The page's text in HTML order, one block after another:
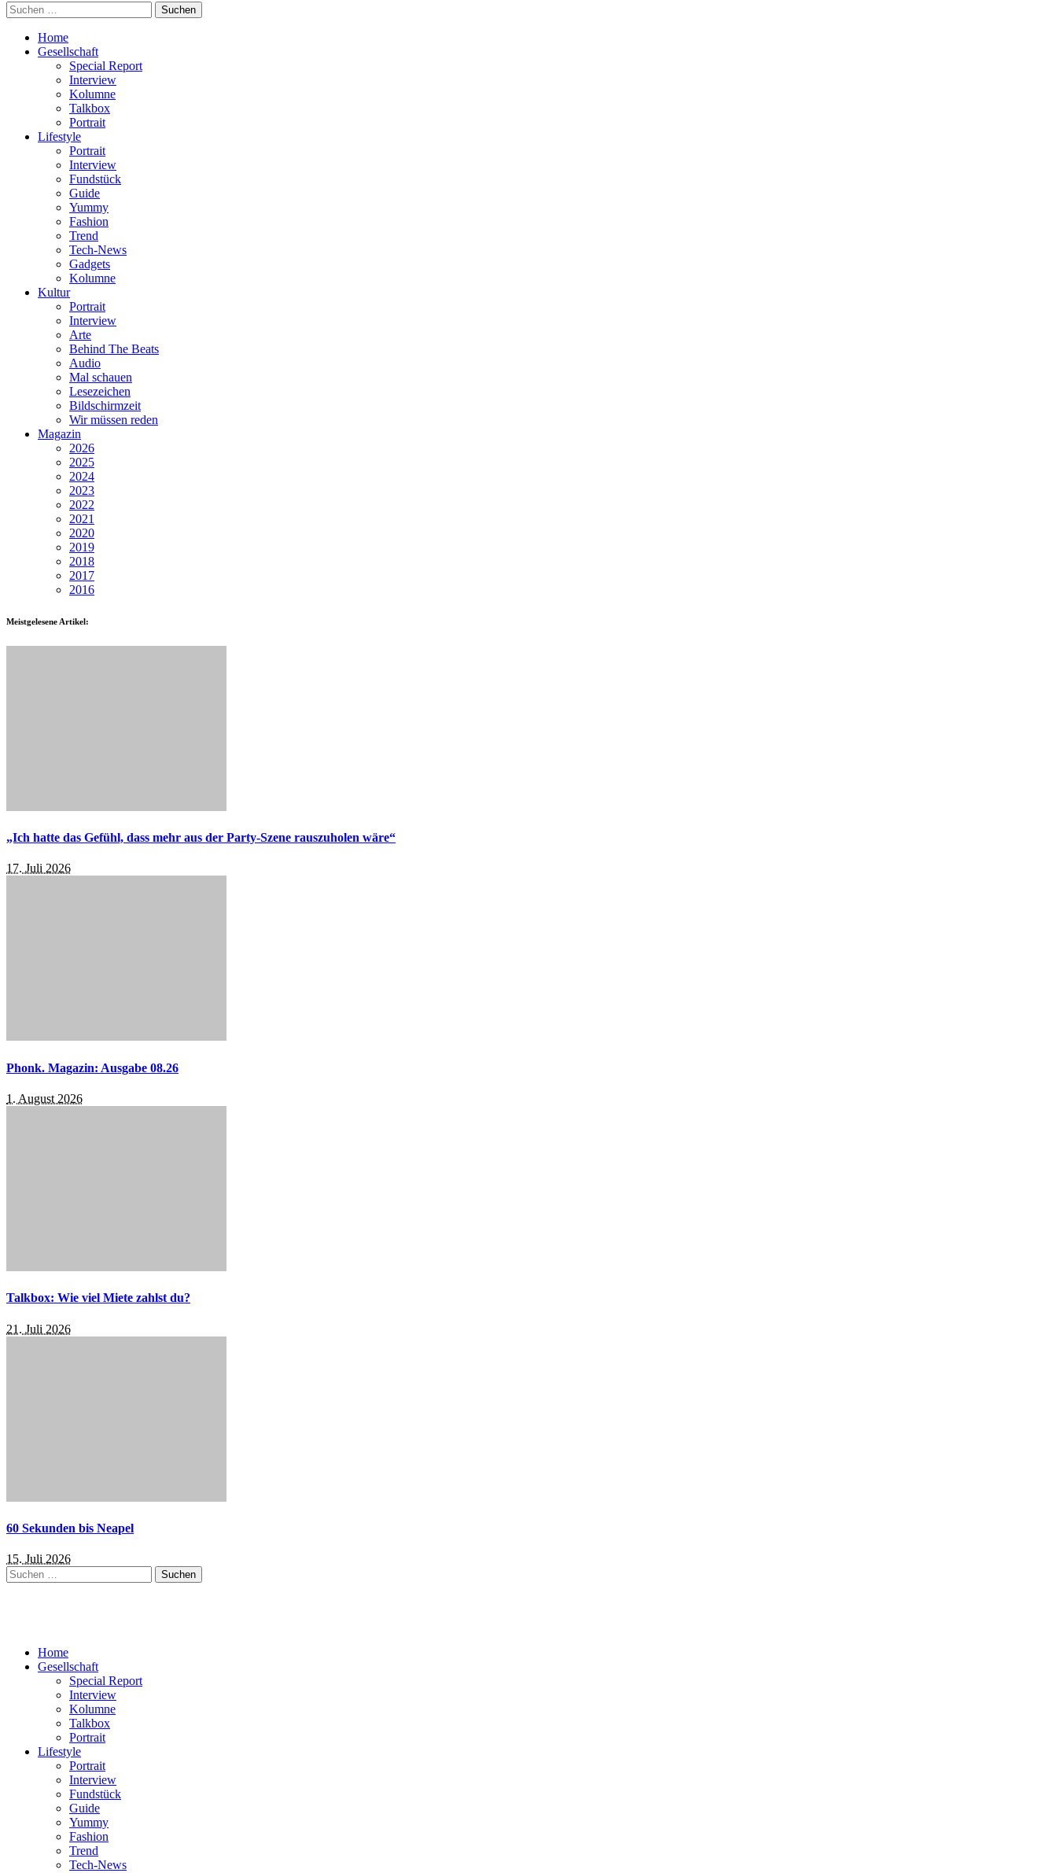
Suchen
nach:
Home
Gesellschaft
Special Report
Interview
Kolumne
Talkbox
Portrait
Lifestyle
Portrait
Interview
Fundstück
Guide
Yummy
Fashion
Trend
Tech-News
Gadgets
Kolumne
Kultur
Portrait
Interview
Arte
Behind The Beats
Audio
Mal schauen
Lesezeichen
Bildschirmzeit
Wir müssen reden
Magazin
2026
2025
2024
2023
2022
2021
2020
2019
2018
2017
2016
Meistgelesene Artikel:
„Ich hatte das Gefühl, dass mehr aus der Party-Szene rauszuholen wäre“
17. Juli 2026
Phonk. Magazin: Ausgabe 08.26
1. August 2026
Talkbox: Wie viel Miete zahlst du?
21. Juli 2026
60 Sekunden bis Neapel
15. Juli 2026
Suchen
nach:
Home
Gesellschaft
Special Report
Interview
Kolumne
Talkbox
Portrait
Lifestyle
Portrait
Interview
Fundstück
Guide
Yummy
Fashion
Trend
Tech-News